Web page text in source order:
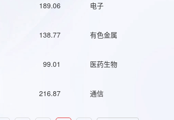
189.06 电子
138.77 有色金属
99.01 医药生物
216.87 通信